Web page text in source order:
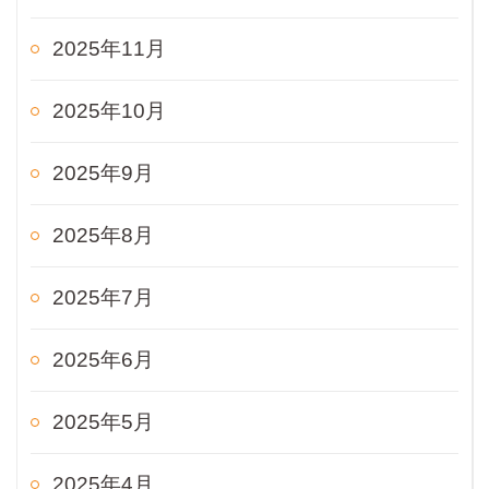
2025年11月
2025年10月
2025年9月
2025年8月
2025年7月
2025年6月
2025年5月